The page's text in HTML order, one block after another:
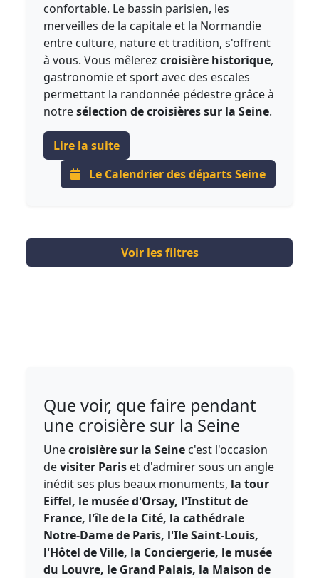
confortable. Le bassin parisien, les
merveilles de la capitale et la Normandie
entre culture, nature et tradition, s'offrent
à vous. Vous mêlerezcroisière historique,
gastronomie et sport avec des escales
permettant la randonnée pédestre grâce à
notresélection de croisières sur la Seine.
Lire la suite
Le Calendrier des départs Seine
Voir les filtres
Que voir, que faire pendant
une croisière sur la Seine
Unecroisière sur la Seine c'est l'occasion
devisiter Paris et d'admirer sous un angle
inédit ses plus beaux monuments, la tour
Eiffel, le musée d'Orsay, l'Institut de
France, l'île de la Cité, la cathédrale
Notre-Dame de Paris, l'Ile Saint-Louis,
l'Hôtel de Ville, la Conciergerie, le musée
du Louvre, le Grand Palais, la Maison de